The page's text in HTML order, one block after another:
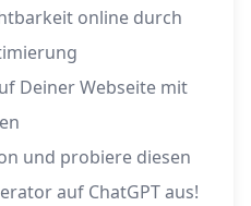
online durch
Deiner Webseite mit
und probiere diesen
auf ChatGPT aus!